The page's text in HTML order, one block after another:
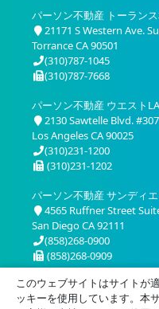
パーソン不動産 トーラン
21171 S Western Ave.
Torrance CA 90501
(310)787-1045
(310)787-7668
パーソン不動産 ウエスト
2130 Sawtelle Blvd. #307
Los Angeles CA 90025
(310)231-1200
(310)231-1202
パーソン不動産 サンディ
4565 Ruffner Street
San Diego CA 92111
(858)268-0900
(858)268-0909
このウェブサイトはサイトが
ッキーを使用しています。本